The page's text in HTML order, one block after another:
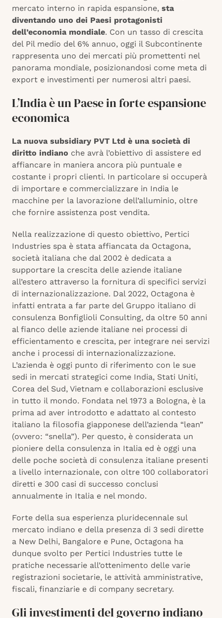
mercato interno in rapida espansione, sta
diventando uno dei Paesi protagonisti
dell’economia mondiale. Con un tasso di crescita
del Pil medio del 6% annuo, oggi il Subcontinente
rappresenta uno dei mercati più promettenti nel
panorama mondiale, posizionandosi come meta di
export e investimenti per numerosi altri paesi.
L’India è un Paese in forte espansione
economica
La nuova subsidiary PVT Ltd è una società di
diritto indiano che avrà l’obiettivo di assistere ed
affiancare in maniera ancora più puntuale e
costante i propri clienti. In particolare si occuperà
di importare e commercializzare in India le
macchine per la lavorazione dell’alluminio, oltre
che fornire assistenza post vendita.
Nella realizzazione di questo obiettivo, Pertici
Industries spa è stata affiancata da Octagona,
società italiana che dal 2002 è dedicata a
supportare la crescita delle aziende italiane
all’estero attraverso la fornitura di specifici servizi
di internazionalizzazione. Dal 2022, Octagona è
infatti entrata a far parte del Gruppo italiano di
consulenza Bonfiglioli Consulting, da oltre 50 anni
al fianco delle aziende italiane nei processi di
efficientamento e crescita, per integrare nei servizi
anche i processi di internazionalizzazione.
L’azienda è oggi punto di riferimento con le sue
sedi in mercati strategici come India, Stati Uniti,
Corea del Sud, Vietnam e collaborazioni esclusive
in tutto il mondo. Fondata nel 1973 a Bologna, è la
prima ad aver introdotto e adattato al contesto
italiano la filosofia giapponese dell’azienda “lean”
(ovvero: “snella”). Per questo, è considerata un
pioniere della consulenza in Italia ed è oggi una
delle poche società di consulenza italiane presenti
a livello internazionale, con oltre 100 collaboratori
diretti e 300 casi di successo conclusi
annualmente in Italia e nel mondo.
Forte della sua esperienza pluridecennale sul
mercato indiano e della presenza di 3 sedi dirette
a New Delhi, Bangalore e Pune, Octagona ha
dunque svolto per Pertici Industries tutte le
pratiche necessarie all’ottenimento delle varie
registrazioni societarie, le attività amministrative,
fiscali, finanziarie e di company secretary.
Gli investimenti del governo indiano